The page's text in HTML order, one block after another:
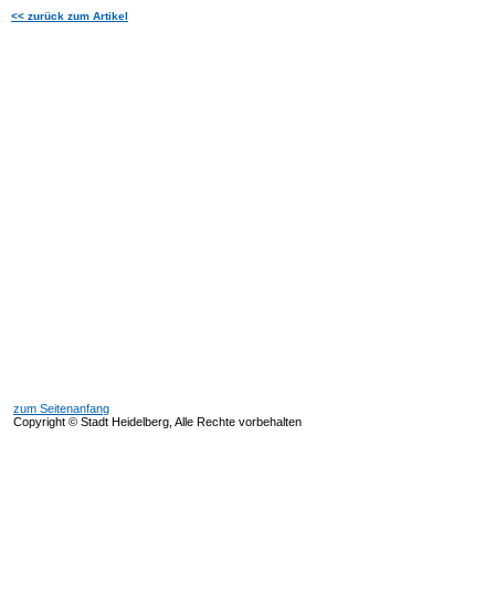
<< zurück zum Artikel
zum Seitenanfang
Copyright © Stadt Heidelberg, Alle Rechte vorbehalten